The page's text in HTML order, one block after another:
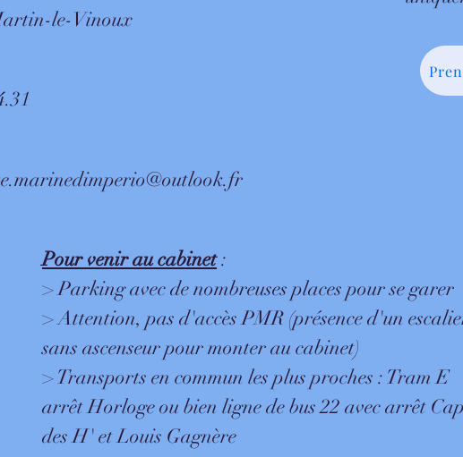
le-Vinoux
Pour venir au cabinet:
> Parking avec de nombreuses places pour se garer
> Attention, pas d'accès PMR (présence d'un
sans ascenseur pour monter au cabinet)
> Transports en commun les plus proches : Tram E
arrêt Horloge ou bien ligne de bus 22 avec arrêt
des H' et Louis Gagnère